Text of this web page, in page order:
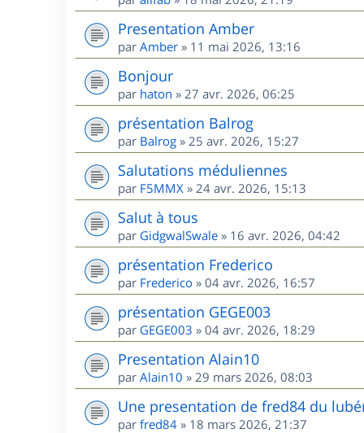
Presentation Amber
par Amber » 11 mai 2026, 13:16
Bonjour
par haton » 27 avr. 2026, 06:25
présentation Balrog
par Balrog » 25 avr. 2026, 15:27
Salutations méduliennes
par F5MMX » 24 avr. 2026, 15:13
Salut à tous
par GidgwalSwale » 16 avr. 2026, 04:42
présentation Frederico
par Frederico » 04 avr. 2026, 16:57
présentation GEGE003
par GEGE003 » 04 avr. 2026, 18:29
Presentation Alain10
par Alain10 » 29 mars 2026, 08:03
Une presentation de fred84 du
par fred84 » 18 mars 2026, 21:37